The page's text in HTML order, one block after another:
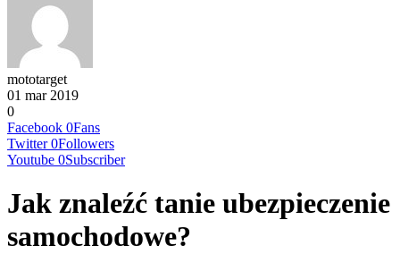
mototarget
01 mar 2019
0
Facebook 0Fans
Twitter 0Followers
Youtube 0Subscriber
Jak znaleźć tanie ubezpieczenie
samochodowe?